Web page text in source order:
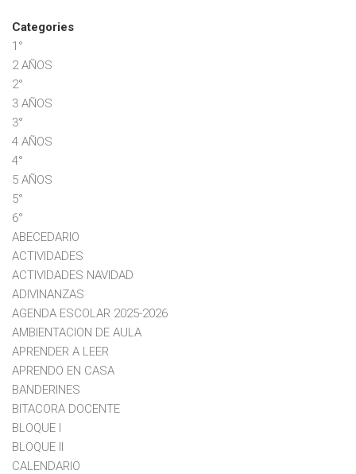
Categories
1°
2 AÑOS
2°
3 AÑOS
3°
4 AÑOS
4°
5 AÑOS
5°
6°
ABECEDARIO
ACTIVIDADES
ACTIVIDADES NAVIDAD
ADIVINANZAS
AGENDA ESCOLAR 2025-2026
AMBIENTACION DE AULA
APRENDER A LEER
APRENDO EN CASA
BANDERINES
BITACORA DOCENTE
BLOQUE I
BLOQUE II
CALENDARIO